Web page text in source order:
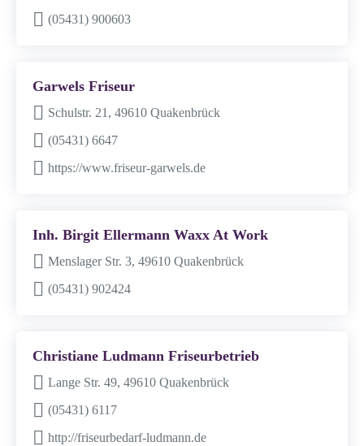
(05431) 900603
Garwels Friseur
Schulstr. 21, 49610 Quakenbrück
(05431) 6647
https://www.friseur-garwels.de
Inh. Birgit Ellermann Waxx At Work
Menslager Str. 3, 49610 Quakenbrück
(05431) 902424
Christiane Ludmann Friseurbetrieb
Lange Str. 49, 49610 Quakenbrück
(05431) 6117
http://friseurbedarf-ludmann.de